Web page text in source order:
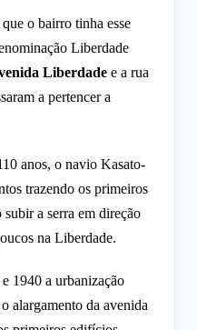
o bairro tinha esse
Liberdade
Liberdade e a rua
a pertencer a
anos, o navio Kasato-
trazendo os primeiros
subir a serra em direção
na Liberdade.
1940 a urbanização
alargamento da avenida